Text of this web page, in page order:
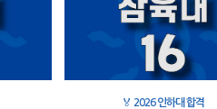
🏅 2026 인하대 합격